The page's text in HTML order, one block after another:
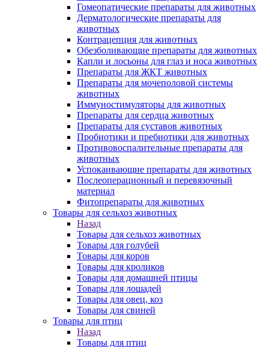
Гомеопатические препараты для животных
Дерматологические препараты для
животных
Контрацепция для животных
Обезболивающие препараты для животных
Капли и лосьоны для глаз и носа животных
Препараты для ЖКТ животных
Препараты для мочеполовой системы
животных
Иммуностимуляторы для животных
Препараты для сердца животных
Препараты для суставов животных
Пробиотики и пребиотики для животных
Противовоспалительные препараты для
животных
Успокаивающие препараты для животных
Послеоперационный и перевязочный
материал
Фитопрепараты для животных
Товары для сельхоз животных
Назад
Товары для сельхоз животных
Товары для голубей
Товары для коров
Товары для кроликов
Товары для домашней птицы
Товары для лошадей
Товары для овец, коз
Товары для свиней
Товары для птиц
Назад
Товары для птиц